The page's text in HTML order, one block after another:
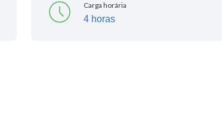
Carga horária
4 horas